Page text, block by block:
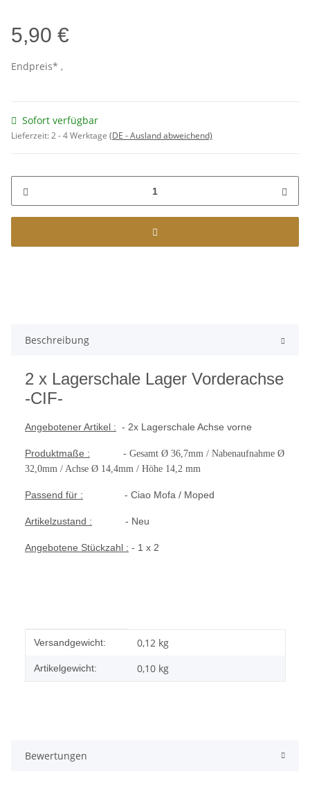
5,90 €
Endpreis* ,
Sofort verfügbar
Lieferzeit:2 - 4 Werktage (DE - Ausland abweichend)
Beschreibung
2 x Lagerschale Lager Vorderachse
-CIF-
Angebotener Artikel : - 2x Lagerschale Achse vorne
Produktmaße : - Gesamt Ø 36,7mm / Nabenaufnahme Ø
32,0mm / Achse Ø 14,4mm / Höhe 14,2 mm
Passend für : - Ciao Mofa / Moped
Artikelzustand : - Neu
Angebotene Stückzahl : - 1 x 2
Produkteigenschaft
Wert
Versandgewicht: 0,12 kg
Artikelgewicht: 0,10 kg
Bewertungen